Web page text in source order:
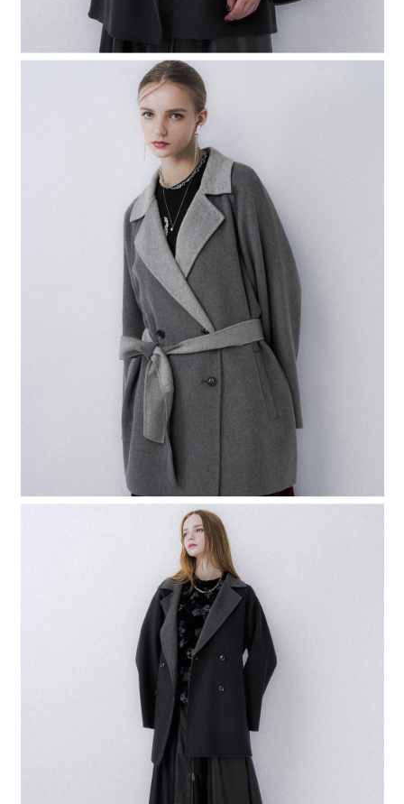
時審查核予不同之上限額度；若仍有額度不足之情形，本公司將視審查結果
請求用戶進行身份認證。
５．嚴禁一人註冊多個帳號或使用他人資訊註冊。若發現惡意使用之情形，
恩沛科技股份有限公司將有權停止該用戶之使用額度並採取法律行動。